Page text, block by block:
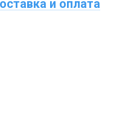
и оплата